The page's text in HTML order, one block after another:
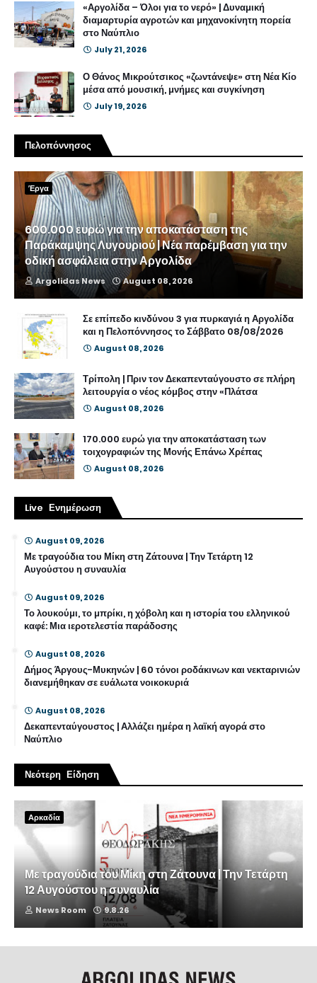
«Αργολίδα – Όλοι για το νερό» | Δυναμική
διαμαρτυρία αγροτών και μηχανοκίνητη πορεία
στο Ναύπλιο
July 21, 2026
Ο Θάνος Μικρούτσικος «ζωντάνεψε» στη Νέα Κίο
μέσα από μουσική, μνήμες και συγκίνηση
July 19, 2026
Πελοπόννησος
Έργα
600.000 ευρώ για την αποκατάσταση της
Παράκαμψης Λυγουριού | Νέα παρέμβαση για την
οδική ασφάλεια στην Αργολίδα
Argolidas News August 08, 2026
Σε επίπεδο κινδύνου 3 για πυρκαγιά η Αργολίδα
και η Πελοπόννησος το Σάββατο 08/08/2026
August 08, 2026
Τρίπολη | Πριν τον Δεκαπενταύγουστο σε πλήρη
λειτουργία ο νέος κόμβος στην «Πλάτσα
August 08, 2026
170.000 ευρώ για την αποκατάσταση των
τοιχογραφιών της Μονής Επάνω Χρέπας
August 08, 2026
Live Ενημέρωση
August 09, 2026
Με τραγούδια του Μίκη στη Ζάτουνα | Την Τετάρτη 12
Αυγούστου η συναυλία
August 09, 2026
Το λουκούμι, το μπρίκι, η χόβολη και η ιστορία του ελληνικού
καφέ: Μια ιεροτελεστία παράδοσης
August 08, 2026
Δήμος Άργους-Μυκηνών | 60 τόνοι ροδάκινων και νεκταρινιών
διανεμήθηκαν σε ευάλωτα νοικοκυριά
August 08, 2026
Δεκαπενταύγουστος | Αλλάζει ημέρα η λαϊκή αγορά στο
Ναύπλιο
Νεότερη Είδηση
Αρκαδία
Με τραγούδια του Μίκη στη Ζάτουνα | Την Τετάρτη
12 Αυγούστου η συναυλία
News Room 9.8.26